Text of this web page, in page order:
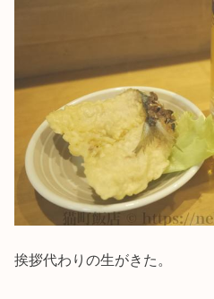
挨拶代わりの生がきた。